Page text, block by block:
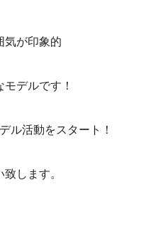
気が印象的
デルです！
ル活動をスタート！
します。